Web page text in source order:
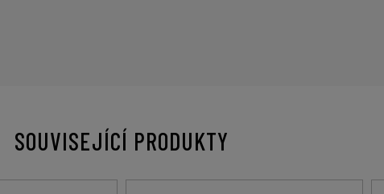
SOUVISEJÍCÍ PRODUKTY